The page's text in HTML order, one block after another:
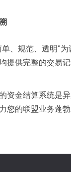
、规范、透明"
提供完整的交易
资金结算系统是
您的联盟业务蓬